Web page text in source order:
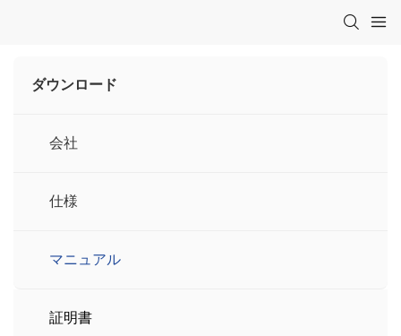
ダウンロード
会社
仕様
マニュアル
証明書